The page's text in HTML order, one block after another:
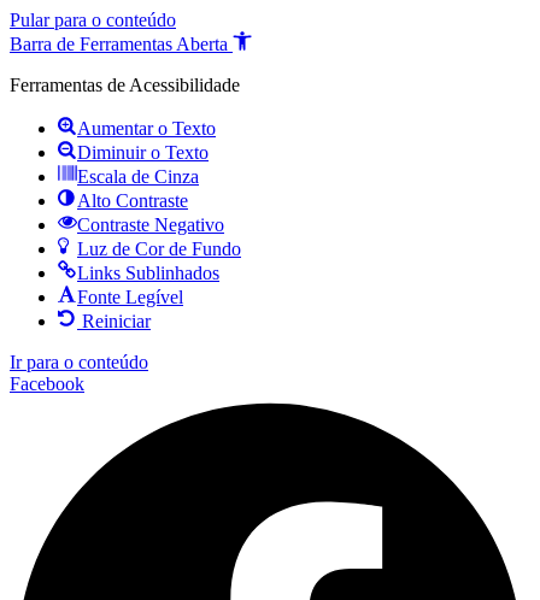
Pular para o conteúdo
Barra de Ferramentas Aberta
Ferramentas de Acessibilidade
Aumentar o Texto
Diminuir o Texto
Escala de Cinza
Alto Contraste
Contraste Negativo
Luz de Cor de Fundo
Links Sublinhados
Fonte Legível
Reiniciar
Ir para o conteúdo
Facebook